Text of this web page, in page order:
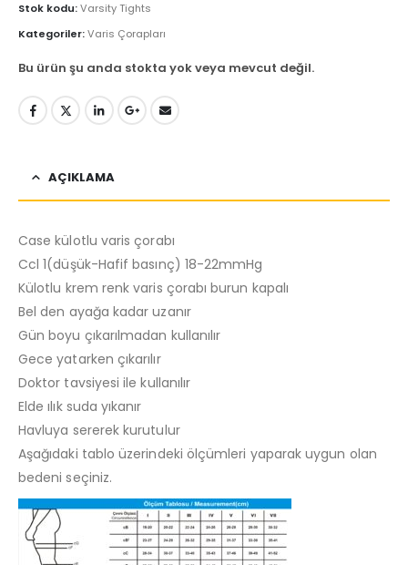
Stok kodu:Varsity Tights
Kategoriler:Varis Çorapları
Bu ürün şu anda stokta yok veya mevcut değil.
AÇIKLAMA
Case külotlu varis çorabı
Ccl 1(düşük-Hafif basınç) 18-22mmHg
Külotlu krem renk varis çorabı burun kapalı
Bel den ayağa kadar uzanır
Gün boyu çıkarılmadan kullanılır
Gece yatarken çıkarılır
Doktor tavsiyesi ile kullanılır
Elde ılık suda yıkanır
Havluya sererek kurutulur
Aşağıdaki tablo üzerindeki ölçümleri yaparak uygun olan
bedeni seçiniz.